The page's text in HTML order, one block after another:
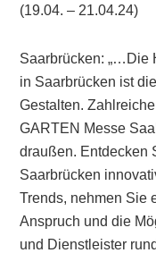
(19.04. – 21.04.24)
Saarbrücken: „…Die
in Saarbrücken ist
Gestalten.
GARTEN Messe
draußen. Entdecken
Saarbrücken
Trends, nehmen Sie
Anspruch und die
und Dienstleister